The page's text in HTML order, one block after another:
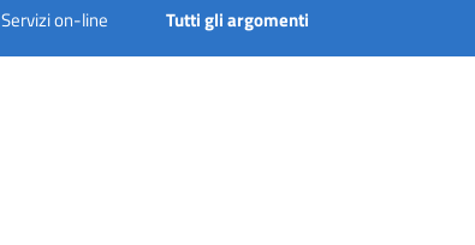
Servizi on-line Tutti gli argomenti